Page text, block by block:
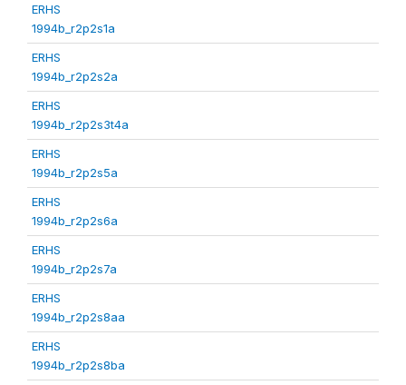
ERHS
1994b_r2p2s1a
ERHS
1994b_r2p2s2a
ERHS
1994b_r2p2s3t4a
ERHS
1994b_r2p2s5a
ERHS
1994b_r2p2s6a
ERHS
1994b_r2p2s7a
ERHS
1994b_r2p2s8aa
ERHS
1994b_r2p2s8ba